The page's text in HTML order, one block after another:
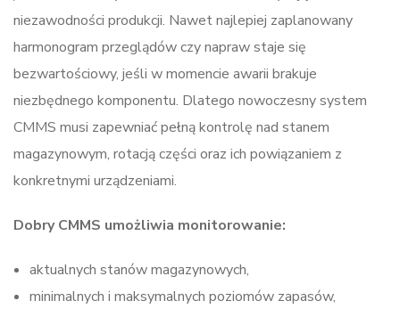
niezawodności produkcji. Nawet najlepiej zaplanowany
harmonogram przeglądów czy napraw staje się
bezwartościowy, jeśli w momencie awarii brakuje
niezbędnego komponentu. Dlatego nowoczesny system
CMMS musi zapewniać pełną kontrolę nad stanem
magazynowym, rotacją części oraz ich powiązaniem z
konkretnymi urządzeniami.
Dobry CMMS umożliwia monitorowanie:
aktualnych stanów magazynowych,
minimalnych i maksymalnych poziomów zapasów,